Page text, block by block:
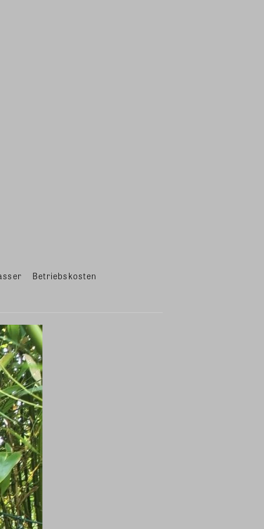
Betriebskosten